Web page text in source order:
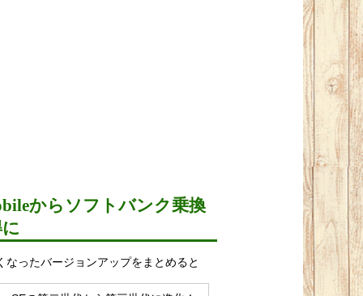
からソフトバンク乗換
なったバージョンアップをまとめると